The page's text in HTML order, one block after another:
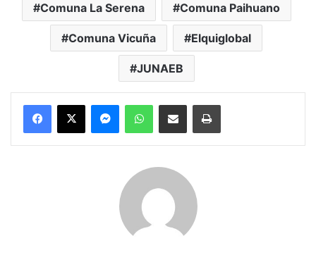
Comuna La Serena Comuna Paihuano
Comuna Vicuña Elquiglobal
JUNAEB